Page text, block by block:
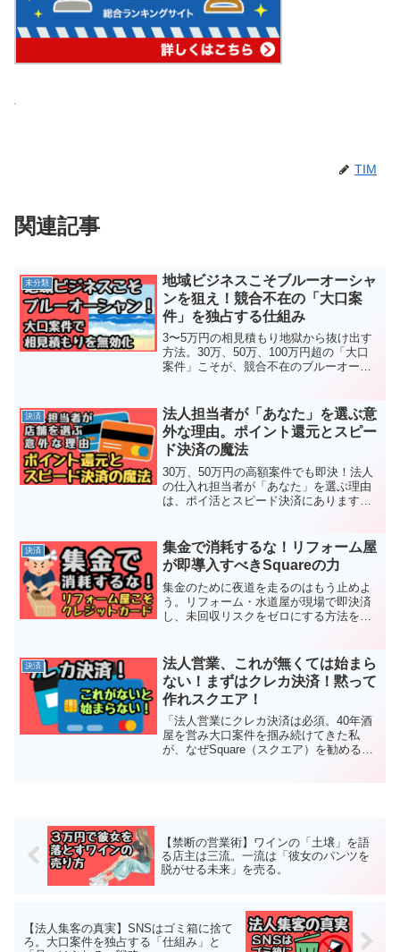
TIM
関連記事
未分類
地域ビジネスこそブルーオーシャ
ンを狙え！競合不在の「大口案
件」を独占する仕組み
3〜5万円の相見積もり地獄から抜け出す
方法。30万、50万、100万円超の「大口
案件」こそが、競合不在のブルーオーシ
する「仕組み」と「思考法」を解説。
決済
法人担当者が「あなた」を選ぶ意
外な理由。ポイント還元とスピー
ド決済の魔法
30万、50万円の高額案件でも即決！法人
の仕入れ担当者が「あなた」を選ぶ理由
は、ポイ活とスピード決済にあります。
開。Square（スクエア）導入で未回収リ
スクをゼロにする最強の営業戦略。
決済
集金で消耗するな！リフォーム屋
が即導入すべきSquareの力
集金のために夜道を走るのはもう止めよ
う。リフォーム・水道屋が現場で即決済
し、未回収リスクをゼロにする方法を酒
10時の入浴、そして深い安眠です。職人
が一生現役で稼ぐためのデジタル武装
術。
決済
法人営業、これが無くては始まら
ない！まずはクレカ決済！黙って
作れスクエア！
「法人営業にクレカ決済は必須。40年酒
屋を営み大口案件を掴み続けてきた私
が、なぜSquare（スクエア）を勧めるの
【禁断の営業術】ワインの「土壌」を語
る店主は三流。一流は「彼女のパンツを
脱がせる未来」を売る。
【法人集客の真実】SNSはゴミ箱に捨て
ろ。大口案件を独占する「仕組み」と